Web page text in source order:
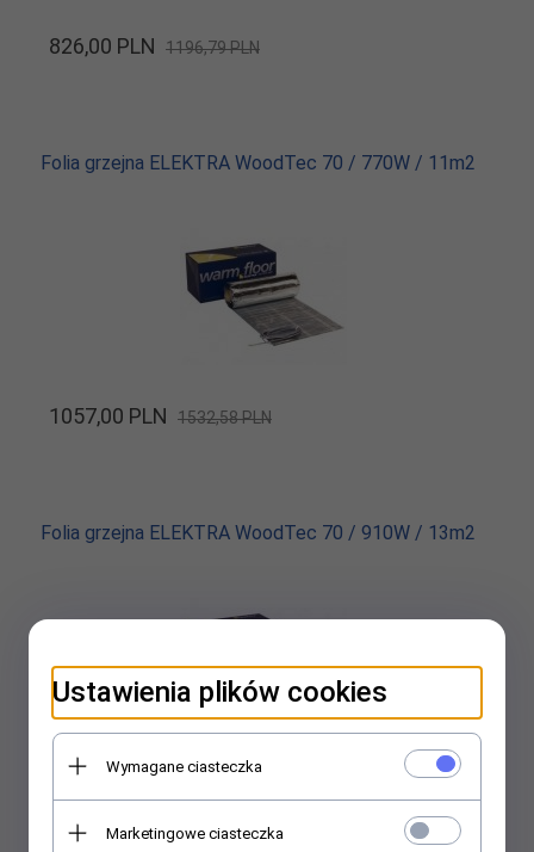
826,00 PLN 1196,79 PLN
Folia grzejna ELEKTRA WoodTec 70 / 770W / 11m2
1057,00 PLN 1532,58 PLN
Folia grzejna ELEKTRA WoodTec 70 / 910W / 13m2
Ustawienia plików cookies
Wymagane ciasteczka
Marketingowe ciasteczka